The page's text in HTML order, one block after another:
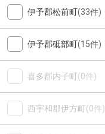
伊予郡松前町(33件)
伊予郡砥部町(15件)
喜多郡内子町(0件)
西宇和郡伊方町(0件)